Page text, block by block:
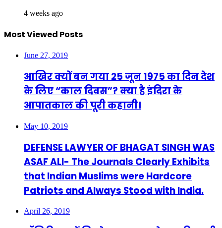
4 weeks ago
Most Viewed Posts
June 27, 2019
आखिर क्यों बन गया 25 जून 1975 का दिन देश
के लिए “काल दिवस”? क्या है इंदिरा के
आपातकाल की पूरी कहानी।
May 10, 2019
DEFENSE LAWYER OF BHAGAT SINGH WAS
ASAF ALI- The Journals Clearly Exhibits
that Indian Muslims were Hardcore
Patriots and Always Stood with India.
April 26, 2019